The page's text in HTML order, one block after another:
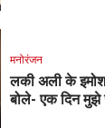
मनोरंजन
लकी अली के
बोले- एक दिन मुझे